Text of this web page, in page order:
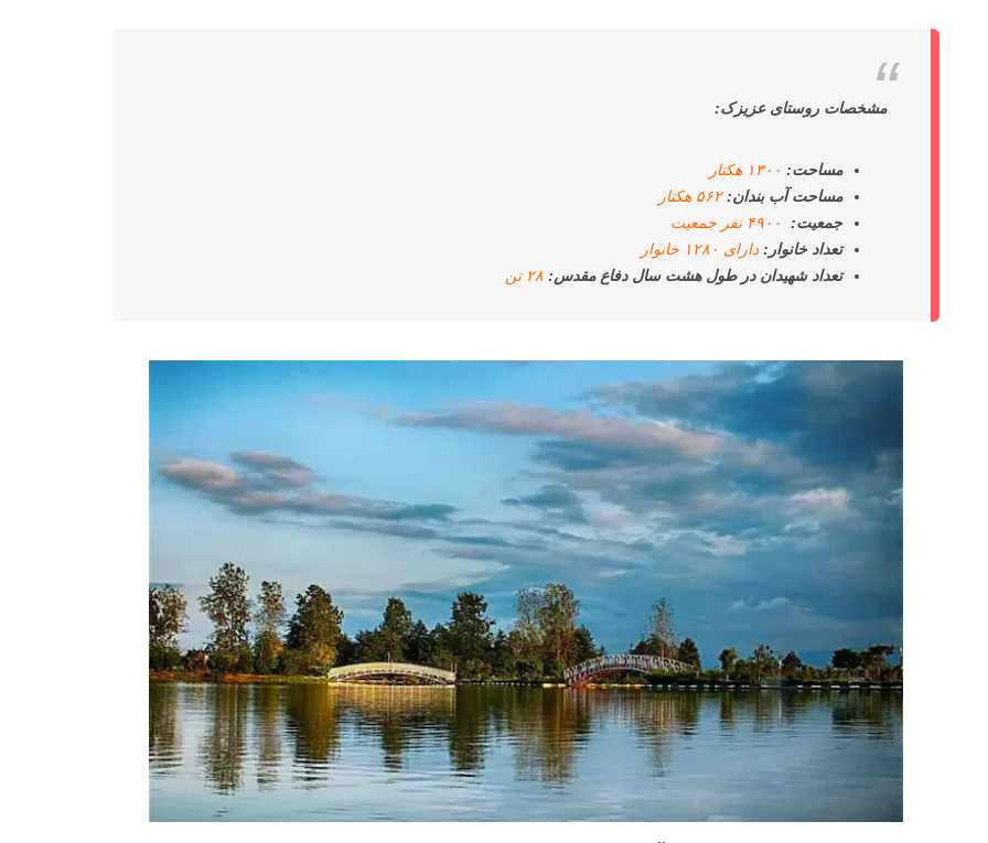
مشخصات روستای عزیزک:
مساحت: ۱۳۰۰ هکتار
مساحت آب بندان: ۵۶۲ هکتار
جمعیت:
۴۹۰۰ نفر جمعیت
تعداد خانوار: دارای ۱۲۸۰ خانوار
تعداد شهیدان در طول هشت سال دفاع مقدس: ۲۸ تن